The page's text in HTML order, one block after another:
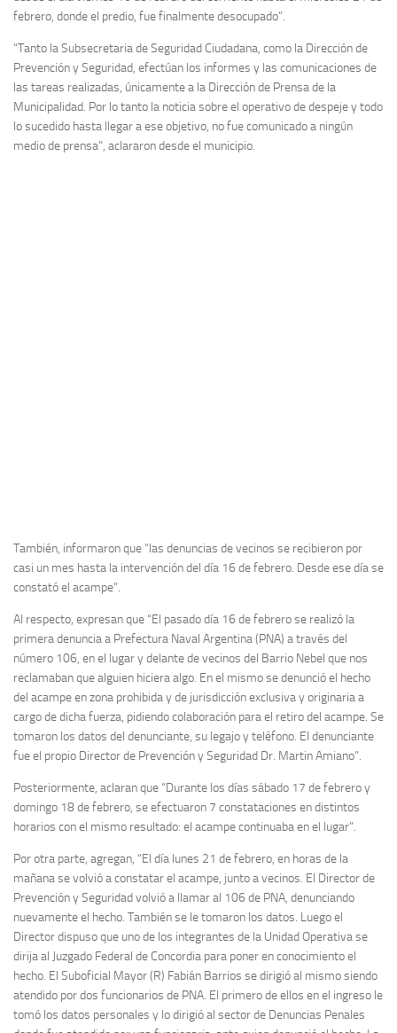
febrero, donde el predio, fue finalmente desocupado”.
“Tanto la Subsecretaria de Seguridad Ciudadana, como la Dirección de
Prevención y Seguridad, efectúan los informes y las comunicaciones de
las tareas realizadas, únicamente a la Dirección de Prensa de la
Municipalidad. Por lo tanto la noticia sobre el operativo de despeje y todo
lo sucedido hasta llegar a ese objetivo, no fue comunicado a ningún
medio de prensa”, aclararon desde el municipio.
También, informaron que “las denuncias de vecinos se recibieron por
casi un mes hasta la intervención del día 16 de febrero. Desde ese día se
constató el acampe”.
Al respecto, expresan que “El pasado día 16 de febrero se realizó la
primera denuncia a Prefectura Naval Argentina (PNA) a través del
número 106, en el lugar y delante de vecinos del Barrio Nebel que nos
reclamaban que alguien hiciera algo. En el mismo se denunció el hecho
del acampe en zona prohibida y de jurisdicción exclusiva y originaria a
cargo de dicha fuerza, pidiendo colaboración para el retiro del acampe. Se
tomaron los datos del denunciante, su legajo y teléfono. El denunciante
fue el propio Director de Prevención y Seguridad Dr. Martin Amiano”.
Posteriormente, aclaran que “Durante los días sábado 17 de febrero y
domingo 18 de febrero, se efectuaron 7 constataciones en distintos
horarios con el mismo resultado: el acampe continuaba en el lugar”.
Por otra parte, agregan, “El día lunes 21 de febrero, en horas de la
mañana se volvió a constatar el acampe, junto a vecinos. El Director de
Prevención y Seguridad volvió a llamar al 106 de PNA, denunciando
nuevamente el hecho. También se le tomaron los datos. Luego el
Director dispuso que uno de los integrantes de la Unidad Operativa se
dirija al Juzgado Federal de Concordia para poner en conocimiento el
hecho. El Suboficial Mayor (R) Fabián Barrios se dirigió al mismo siendo
atendido por dos funcionarios de PNA. El primero de ellos en el ingreso le
tomó los datos personales y lo dirigió al sector de Denuncias Penales